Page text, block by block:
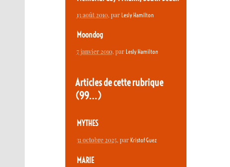
13 août 2010, par Lesly Hamilton
Moondog
7 janvier 2010, par Lesly Hamilton
Articles de cette rubrique
(99…)
MYTHES
31 octobre 2025, par Kristof Guez
MARIE